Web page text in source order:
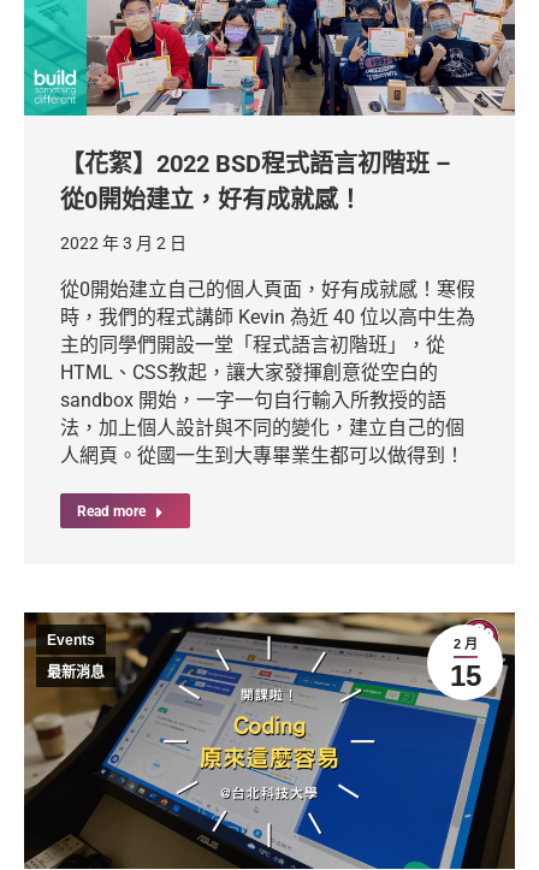
【花絮】2022 BSD程式語言初階班 –
從0開始建立，好有成就感！
2022 年 3 月 2 日
從0開始建立自己的個人頁面，好有成就感！寒假
時，我們的程式講師 Kevin 為近 40 位以高中生為
主的同學們開設一堂「程式語言初階班」，從
HTML、CSS教起，讓大家發揮創意從空白的
sandbox 開始，一字一句自行輸入所教授的語
法，加上個人設計與不同的變化，建立自己的個
人網頁。從國一生到大專畢業生都可以做得到！
Read more
2 月
15
Events
最新消息